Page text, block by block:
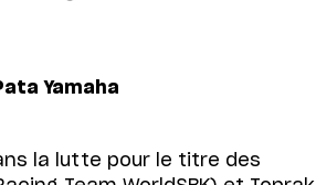
Yamaha
la lutte pour le titre des